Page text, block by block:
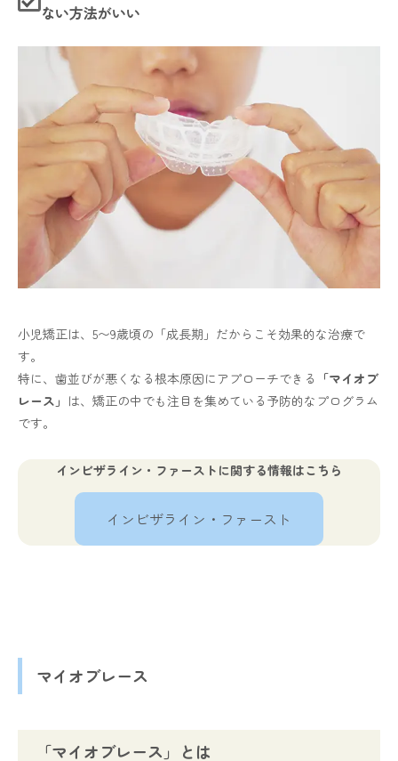
ない方法がいい
小児矯正は、5〜9歳頃の「成長期」だからこそ効果的な治療で
す。
特に、歯並びが悪くなる根本原因にアプローチできる 「マイオブ
レース」 は、矯正の中でも注目を集めている予防的なプログラム
です。
インビザライン・ファーストに関する情報はこちら
インビザライン・ファースト
マイオブレース
「マイオブレース」とは